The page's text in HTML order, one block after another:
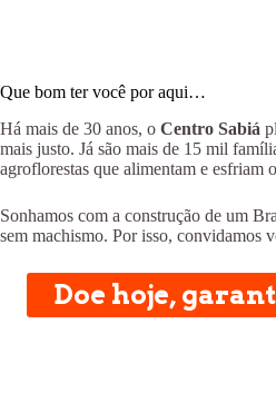
Que bom ter você por aqui…
Há mais de 30 anos, o Centro Sabiá
mais justo. Já são mais de 15 mil
agroflorestas que alimentam e esfriam
Sonhamos com a construção de um
sem machismo. Por isso, convidamos
Doe hoje,